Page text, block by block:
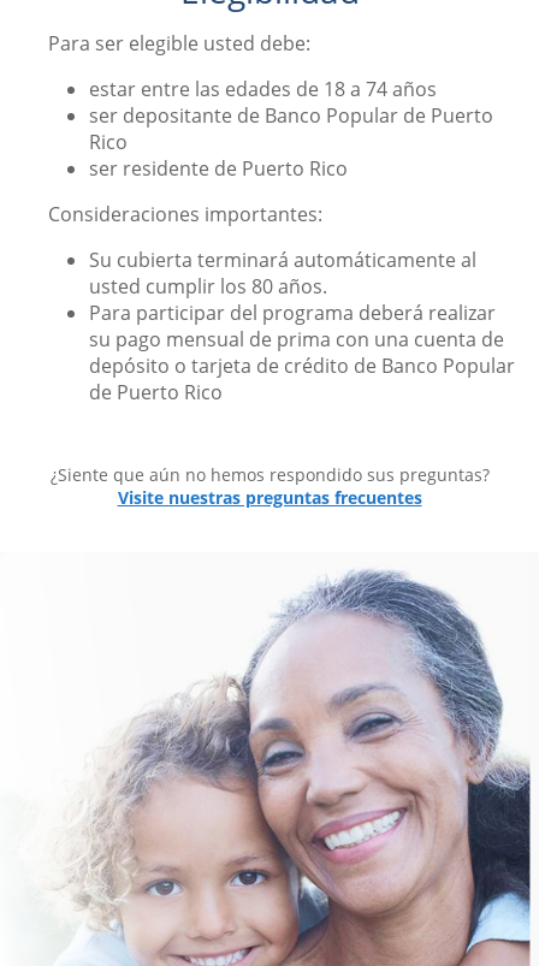
Para ser elegible usted debe:
estar entre las edades de 18 a 74 años
ser depositante de Banco Popular de Puerto
Rico
ser residente de Puerto Rico
Consideraciones importantes:
Su cubierta terminará automáticamente al
usted cumplir los 80 años.
Para participar del programa deberá realizar
su pago mensual de prima con una cuenta de
depósito o tarjeta de crédito de Banco Popular
de Puerto Rico
¿Siente que aún no hemos respondido sus preguntas?
Visite nuestras preguntas frecuentes